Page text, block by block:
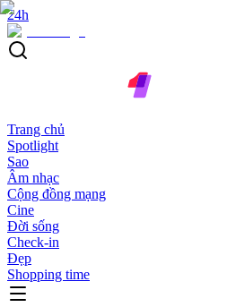
24h
Trang chủ
Spotlight
Sao
Âm nhạc
Cộng đồng mạng
Cine
Đời sống
Check-in
Đẹp
Shopping time